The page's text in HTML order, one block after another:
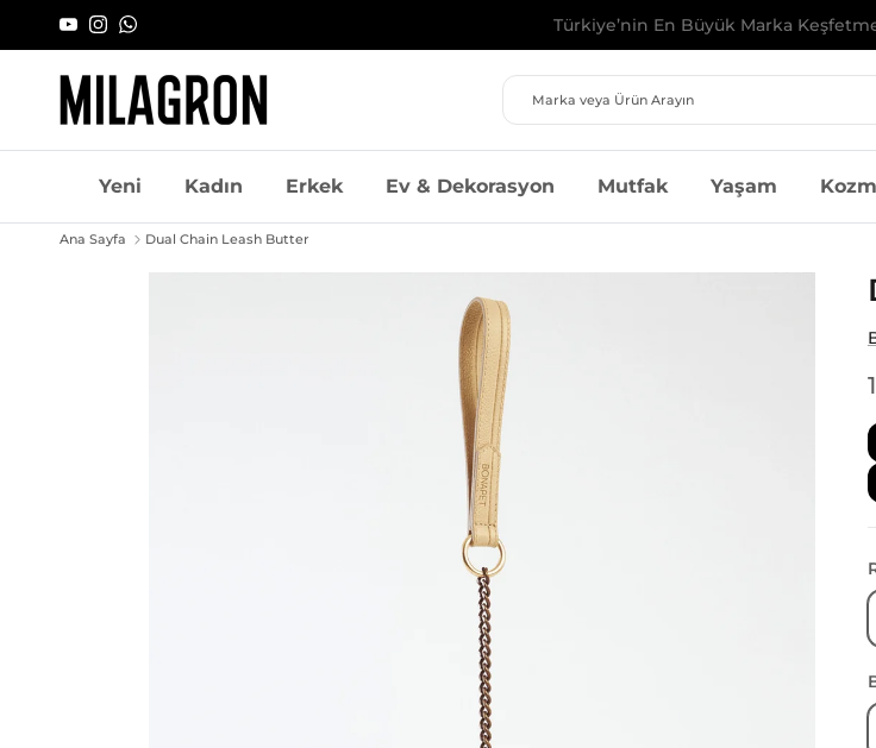
YouTubeInstagramWhatsApp İlk Alışverişinize Özel %10 İndirim |
Yeni Kadın Erkek Ev & Dekorasyon Mutfak Yaşam
Ana Sayfa Dual Chain Leash Butter